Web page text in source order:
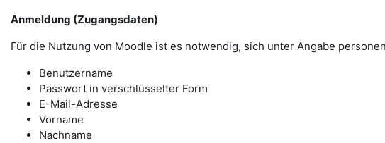
Anmeldung (Zugangsdaten)
Für die Nutzung von Moodle ist es notwendig, sich unter Angabe
Benutzername
Passwort in verschlüsselter Form
E-Mail-Adresse
Vorname
Nachname